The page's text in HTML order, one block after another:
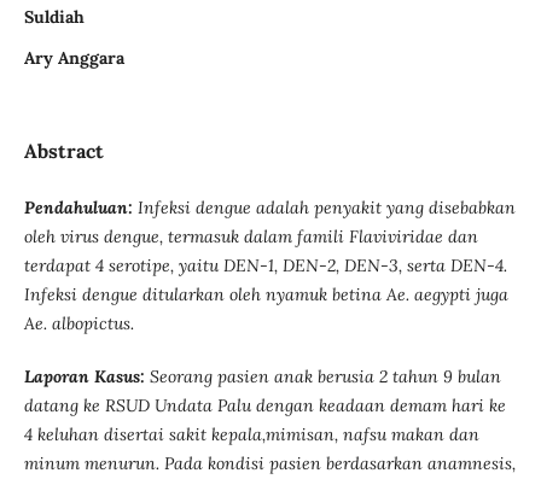
Suldiah
Ary Anggara
Abstract
Pendahuluan: Infeksi dengue adalah penyakit yang disebabkan
oleh virus dengue, termasuk dalam famili Flaviviridae dan
terdapat 4 serotipe, yaitu DEN-1, DEN-2, DEN-3, serta DEN-4.
Infeksi dengue ditularkan oleh nyamuk betina Ae. aegypti juga
Ae. albopictus.
Laporan Kasus: Seorang pasien anak berusia 2 tahun 9 bulan
datang ke RSUD Undata Palu dengan keadaan demam hari ke
4 keluhan disertai sakit kepala,mimisan, nafsu makan dan
minum menurun. Pada kondisi pasien berdasarkan anamnesis,